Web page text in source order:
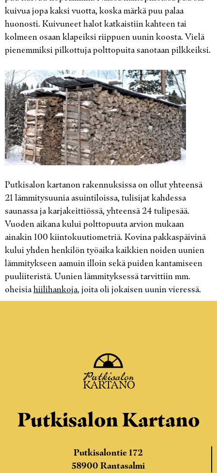
kuivua jopa kaksi vuotta, koska märkä puu palaa
huonosti. Kuivuneet halot katkaistiin kahteen tai
kolmeen osaan klapeiksi riippuen uunin koosta. Vielä
pienemmiksi pilkottuja polttopuita sanotaan pilkkeiksi.
Putkisalon kartanon rakennuksissa on ollut yhteensä
21 lämmitysuunia asuintiloissa, tulisijat kahdessa
saunassa ja karjakeittiössä, yhteensä 24 tulipesää.
Vuoden aikana kului polttopuuta arvion mukaan
ainakin 100 kiintokuutiometriä. Kovina pakkaspäivinä
kului yhden henkilön työaika kaikkien noiden uunien
lämmitykseen aamuin illoin sekä puiden kantamiseen
puuliiteristä. Uunien lämmityksessä tarvittiin mm.
oheisiahiilihankoja, joita oli jokaisen uunin vieressä.
Putkisalon Kartano
Putkisalontie 172
58900 Rantasalmi